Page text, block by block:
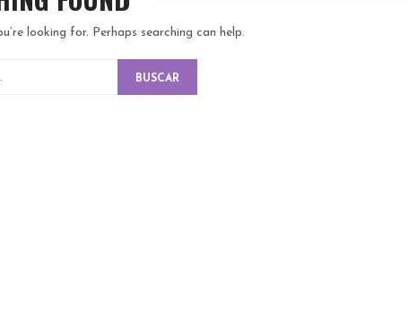
looking for. Perhaps searching can help.
BUSCAR